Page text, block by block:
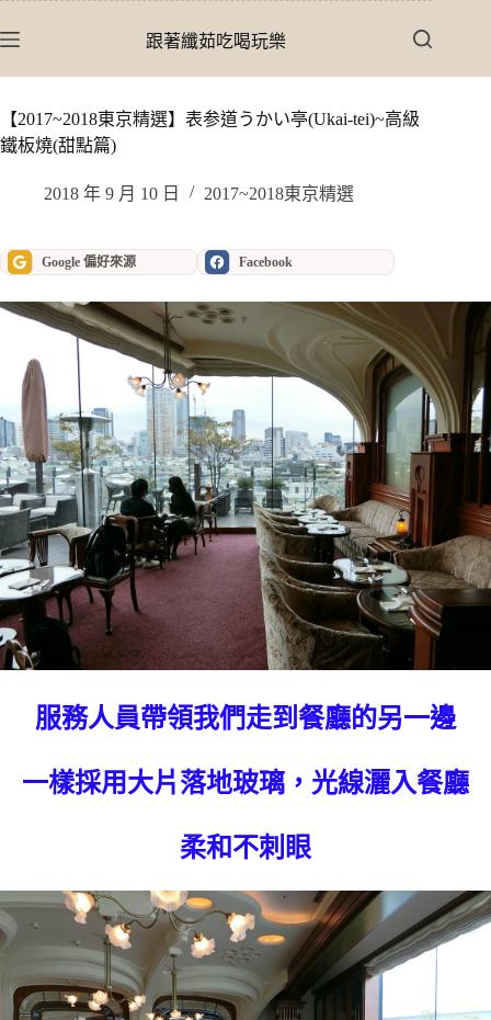
至
內
容
跟著纖茹吃喝玩樂
【2017~2018東京精選】表参道うかい亭(Ukai-tei)~高級
鐵板燒(甜點篇)
2018 年 9 月 10 日 2017~2018東京精選
Google 偏好來源 Facebook
服務人員帶領我們走到餐廳的另一邊
一樣採用大片落地玻璃，光線灑入餐廳
柔和不刺眼